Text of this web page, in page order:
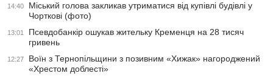
14:40
Міський голова закликав утриматися від купівлі будівлі у
Чорткові (фото)
13:01
Псевдобанкір ошукав жительку Кременця на 28 тисяч
гривень
12:27
Воїн з Тернопільщини з позивним «Хижак» нагороджений
«Хрестом доблесті»